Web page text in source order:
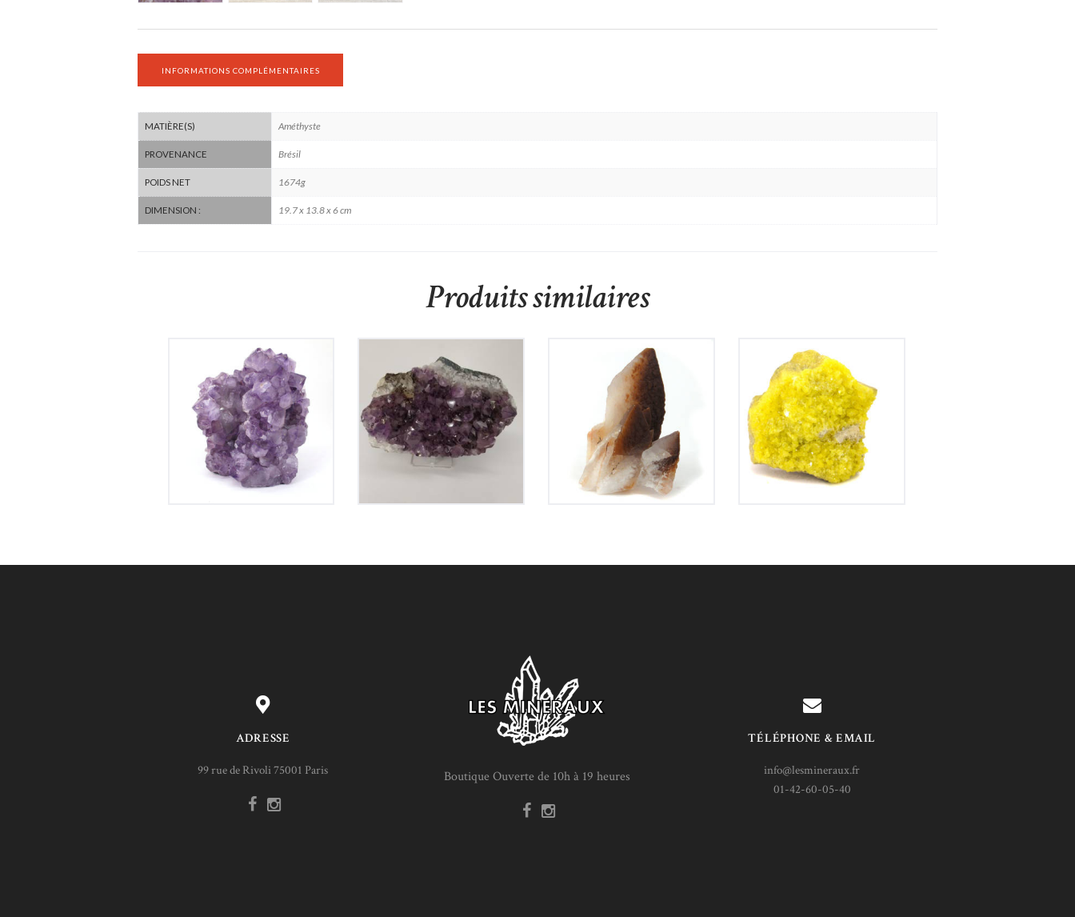
INFORMATIONS COMPLÉMENTAIRES
MATIÈRE(S) Améthyste
PROVENANCE Brésil
POIDS NET 1674g
DIMENSION : 19.7 x 13.8 x 6 cm
Produits similaires
Améthyste du Brésil
135€
Améthyste du Brésil
115€
Calcite de Chine
100€
Soufre
160€
ADRESSE
99 rue de Rivoli 75001 Paris Boutique Ouverte de 10h à 19 heures
TÉLÉPHONE & EMAIL
info@lesmineraux.fr
01-42-60-05-40